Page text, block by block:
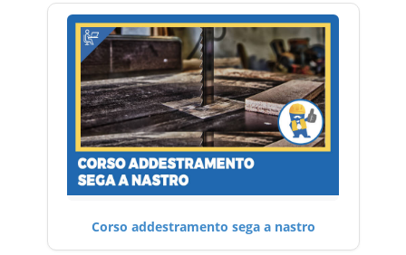
Corso addestramento sega a nastro